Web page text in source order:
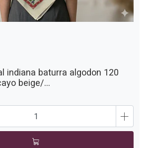
indiana baturra algodon 120
beige/...
+